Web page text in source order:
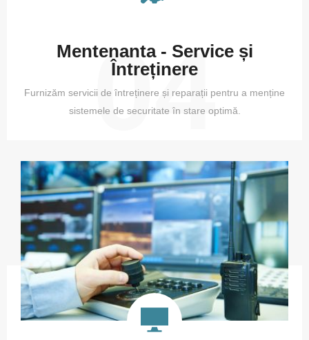
04
Mentenanta - Service și
Întreținere
Furnizăm servicii de întreținere și reparații pentru a menține
sistemele de securitate în stare optimă.